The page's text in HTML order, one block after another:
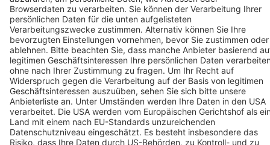
AUG
8
08:00
Langen Freizeit- und Familienbad Langen
Freizeit- und Familienbad 2026 - Das Ticket berechtigt zum
einmaligen Eintritt in das Bad. Kein Wiedereintritt möglich.